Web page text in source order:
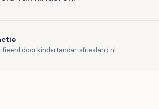
door kindertandartsfriesland.nl